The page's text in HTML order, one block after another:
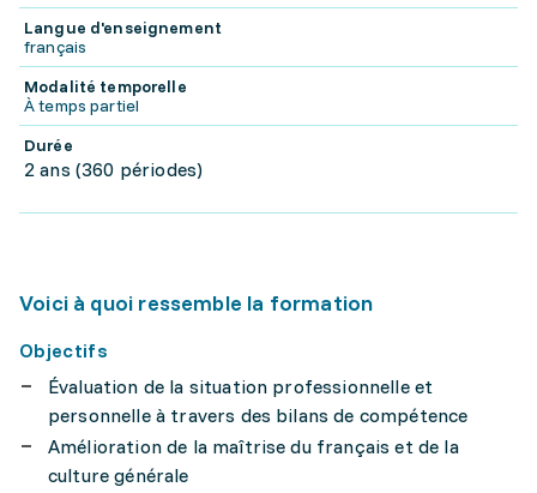
Langue d'enseignement
français
Modalité temporelle
À temps partiel
Durée
2 ans (360 périodes)
Voici à quoi ressemble la formation
Objectifs
Évaluation de la situation professionnelle et
personnelle à travers des bilans de compétence
Amélioration de la maîtrise du français et de la
culture générale